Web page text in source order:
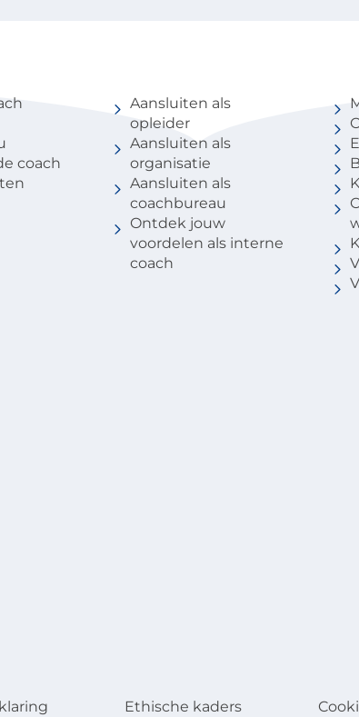
coach
Aansluiten als
opleider
Aansluiten als
organisatie
Aansluiten als
coachbureau
Ontdek jouw
voordelen als interne
coach
Ethische kaders